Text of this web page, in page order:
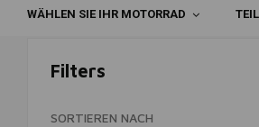
WÄHLEN SIE IHR MOTORRAD
Home Reisezubehör Navigation &
Filters
SORTIEREN NACH